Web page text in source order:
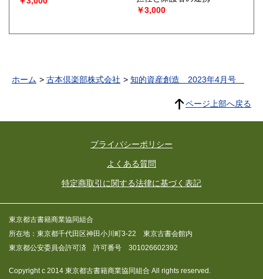
￥3,000
ホーム 古本倶楽部株式会社 知的資産創造 2023年4月号
ページ上部へ戻る
プライバシーポリシー
よくある質問
特定商取引に関する法律に基づく表記
東京都古書籍商業協同組合
所在地：東京都千代田区神田小川町3-22 東京古書会館内
東京都公安委員会許可済 許可番号 301026602392
Copyright c 2014 東京都古書籍商業協同組合 All rights reserved.